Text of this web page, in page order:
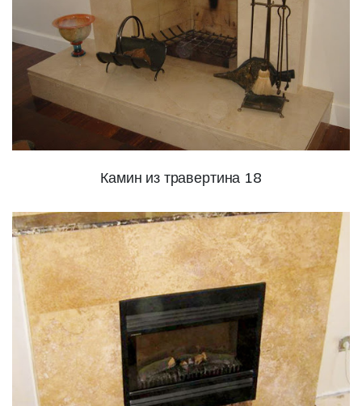
Камин из травертина 18